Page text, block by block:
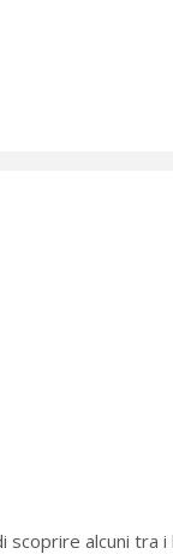
alcuni tra